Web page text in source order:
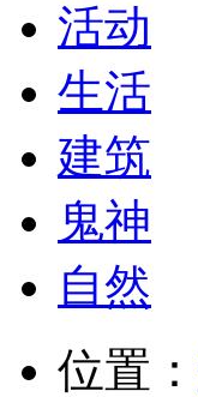
活动
生活
建筑
鬼神
自然
位置：